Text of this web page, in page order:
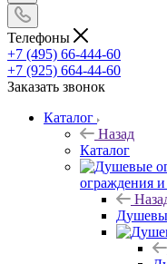
Телефоны
+7 (495) 66-444-60
+7 (925) 664-44-60
Заказать звонок
Каталог
Назад
Каталог
ограждения